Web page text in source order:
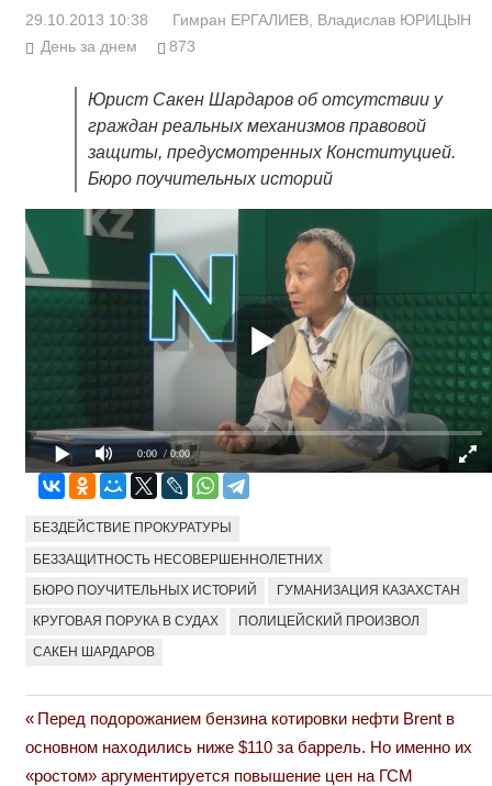
29.10.2013 10:38 Гимран ЕРГАЛИЕВ, Владислав ЮРИЦЫН
День за днем
873
Юрист Сакен Шардаров об отсутствии у
граждан реальных механизмов правовой
защиты, предусмотренных Конституцией.
Бюро поучительных историй
0:00 / 0:00
БЕЗДЕЙСТВИЕ ПРОКУРАТУРЫ
БЕЗЗАЩИТНОСТЬ НЕСОВЕРШЕННОЛЕТНИХ
БЮРО ПОУЧИТЕЛЬНЫХ ИСТОРИЙ ГУМАНИЗАЦИЯ КАЗАХСТАН
КРУГОВАЯ ПОРУКА В СУДАХ ПОЛИЦЕЙСКИЙ ПРОИЗВОЛ
САКЕН ШАРДАРОВ
Навигация
по
Previous
Post:
Перед подорожанием бензина котировки нефти Brent в
основном находились ниже $110 за баррель. Но именно их
«ростом» аргументируется повышение цен на ГСМ